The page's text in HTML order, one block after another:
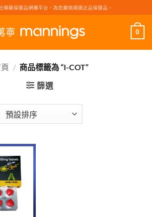
陽藥保健品網購平台，為您嚴挑細選正品保健品。
0
/ 商品標籤為 “I-COT”
篩選